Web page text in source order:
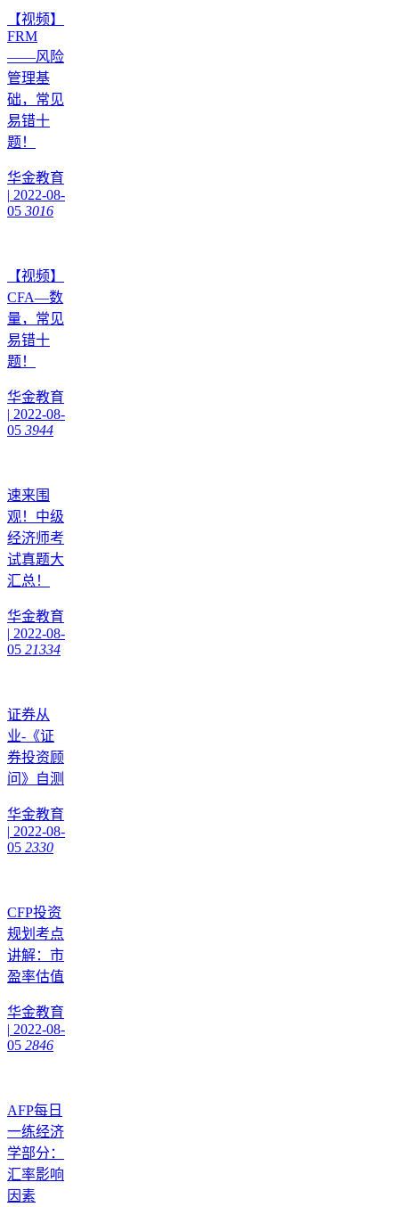
【视频】
FRM
——风险
管理基
础，常见
易错十
题！
华金教育
| 2022-08-
05 3016
【视频】
CFA—数
量，常见
易错十
题！
华金教育
| 2022-08-
05 3944
速来围
观！中级
经济师考
试真题大
汇总！
华金教育
| 2022-08-
05 21334
证券从
业-《证
券投资顾
问》自测
华金教育
| 2022-08-
05 2330
CFP投资
规划考点
讲解：市
盈率估值
华金教育
| 2022-08-
05 2846
AFP每日
一练经济
学部分：
汇率影响
因素